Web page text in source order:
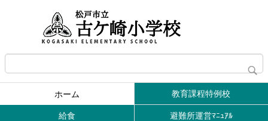
ホーム 教育課程特例校
給食 避難所運営ﾏﾆｭｱﾙ